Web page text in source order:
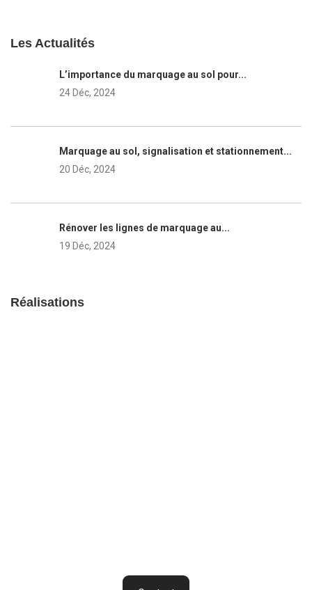
Les Actualités
L’importance du marquage au sol pour...
24 Déc, 2024
Marquage au sol, signalisation et stationnement...
20 Déc, 2024
Rénover les lignes de marquage au...
19 Déc, 2024
Réalisations